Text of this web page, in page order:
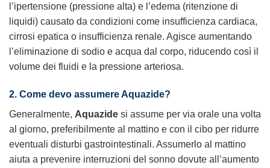
l’ipertensione (pressione alta) e l’edema (ritenzione di
liquidi) causato da condizioni come insufficienza cardiaca,
cirrosi epatica o insufficienza renale. Agisce aumentando
l’eliminazione di sodio e acqua dal corpo, riducendo così il
volume dei fluidi e la pressione arteriosa.
2. Come devo assumere Aquazide?
Generalmente, Aquazide si assume per via orale una volta
al giorno, preferibilmente al mattino e con il cibo per ridurre
eventuali disturbi gastrointestinali. Assumerlo al mattino
aiuta a prevenire interruzioni del sonno dovute all’aumento